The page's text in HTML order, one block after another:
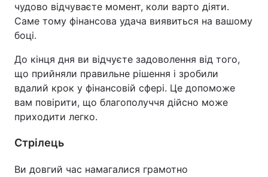
чудово відчуваєте момент, коли варто діяти.
Саме тому фінансова удача виявиться на вашому
боці.
До кінця дня ви відчуєте задоволення від того,
що прийняли правильне рішення і зробили
вдалий крок у фінансовій сфері. Це допоможе
вам повірити, що благополуччя дійсно може
приходити легко.
Стрілець
Ви довгий час намагалися грамотно